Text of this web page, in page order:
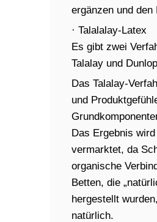
ergänzen und
· Talalalay-Latex
Es gibt zwei
Talalay und
Das Talalay-
und
Das Ergebnis
vermarktet, da
organische
Betten, die
hergestellt
natürlich.